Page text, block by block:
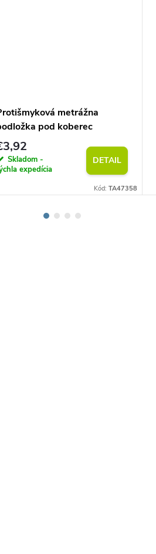
metrážna
pod koberec
rozmer)
Skladom -
expedícia
DETAIL
Kód: TA47358